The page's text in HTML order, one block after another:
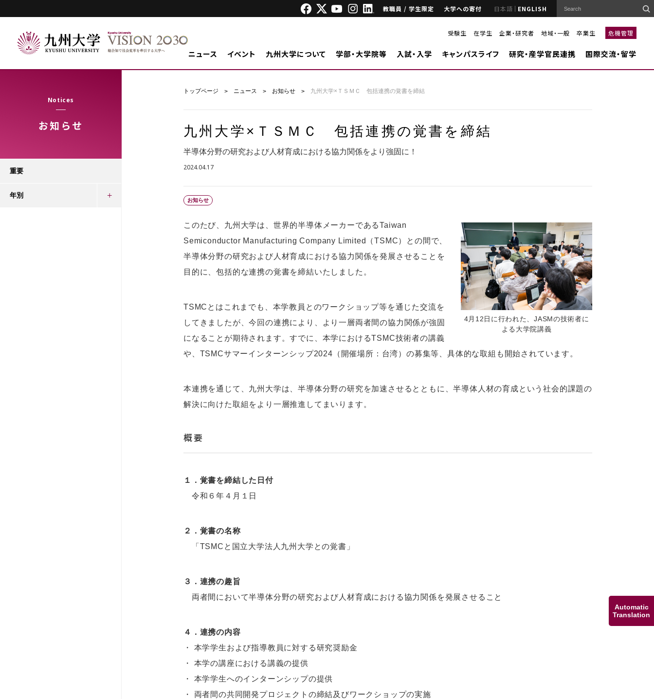
Automatic
Translation
教職員 / 学生限定 大学への寄付 日本語 ENGLISH
受験生 在学生 企業・研究者 地域・一般 卒業生 危機管理
ニュース イベント 九州大学について 学部・大学院等 入試・入学 キャンパスライフ 研究・産学官民連携 国際交流・留学
Notices
お知らせ
トップページ ニュース お知らせ 九州大学×ＴＳＭＣ 包括連携の覚書を締結
九州大学×ＴＳＭＣ 包括連携の覚書を締結
半導体分野の研究および人材育成における協力関係をより強固に！
2024.04.17
お知らせ
4月12日に行われた、JASMの技術者に
よる大学院講義
このたび、九州大学は、世界的半導体メーカーであるTaiwan
Semiconductor Manufacturing Company Limited（TSMC）との間で、
半導体分野の研究および人材育成における協力関係を発展させることを
目的に、包括的な連携の覚書を締結いたしました。
TSMCとはこれまでも、本学教員とのワークショップ等を通じた交流を
してきましたが、今回の連携により、より一層両者間の協力関係が強固
になることが期待されます。すでに、本学におけるTSMC技術者の講義
や、TSMCサマーインターンシップ2024（開催場所：台湾）の募集等、具体的な取組も開始されています。
本連携を通じて、九州大学は、半導体分野の研究を加速させるとともに、半導体人材の育成という社会的課題の
解決に向けた取組をより一層推進してまいります。
概要
１．覚書を締結した日付
令和６年４月１日
２．覚書の名称
「TSMCと国立大学法人九州大学との覚書」
３．連携の趣旨
両者間において半導体分野の研究および人材育成における協力関係を発展させること
４．連携の内容
・ 本学学生および指導教員に対する研究奨励金
・ 本学の講座における講義の提供
・ 本学学生へのインターンシップの提供
・ 両者間の共同開発プロジェクトの締結及びワークショップの実施
重要
年別